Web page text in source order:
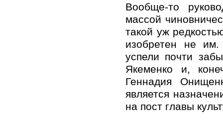
Вообще-то
массой
такой уж
изобретен не
успели почти
Якеменко и,
Геннадия
является
на пост главы